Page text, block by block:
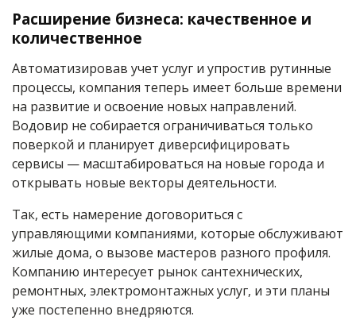
Расширение бизнеса: качественное и
количественное
Автоматизировав учет услуг и упростив рутинные
процессы, компания теперь имеет больше времени
на развитие и освоение новых направлений.
Водовир не собирается ограничиваться только
поверкой и планирует диверсифицировать
сервисы — масштабироваться на новые города и
открывать новые векторы деятельности.
Так, есть намерение договориться с
управляющими компаниями, которые обслуживают
жилые дома, о вызове мастеров разного профиля.
Компанию интересует рынок сантехнических,
ремонтных, электромонтажных услуг, и эти планы
уже постепенно внедряются.